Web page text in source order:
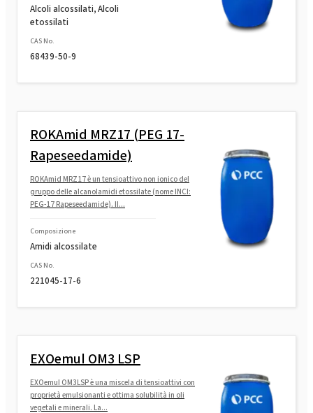
Alcoli alcossilati, Alcoli
etossilati
CAS No.
68439-50-9
ROKAmid MRZ17 (PEG 17-
Rapeseedamide)
ROKAmid MRZ17 è un tensioattivo non ionico del
gruppo delle alcanolamidi etossilate (nome INCI:
PEG-17 Rapeseedamide). Il...
Composizione
Amidi alcossilate
CAS No.
221045-17-6
EXOemul OM3 LSP
EXOemul OM3LSP è una miscela di tensioattivi con
proprietà emulsionanti e ottima solubilità in oli
vegetali e minerali. La...